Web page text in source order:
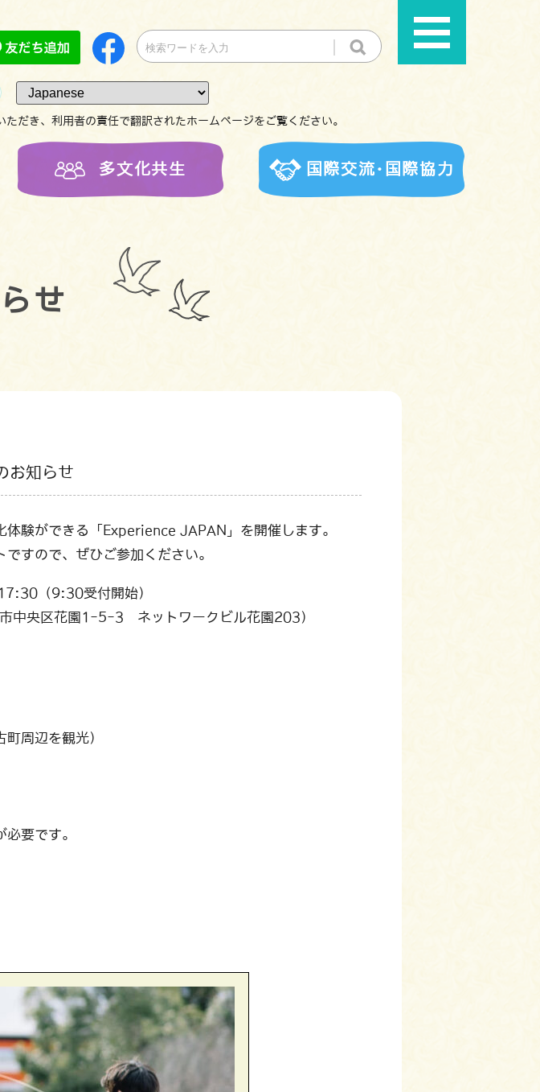
だき、利用者の責任で翻訳されたホームページをご覧ください。
多文化共生 国際交流･国際協力
せ
お知らせ
験ができる「Experience JAPAN」を開催します。
すので、ぜひご参加ください。
（9:30受付開始）
中央区花園1-5-3 ネットワークビル花園203）
周辺を観光）
要です。